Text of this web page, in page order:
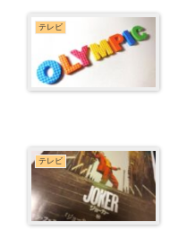
テレビ
テレビ